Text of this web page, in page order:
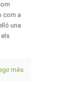
com a
una
els
més